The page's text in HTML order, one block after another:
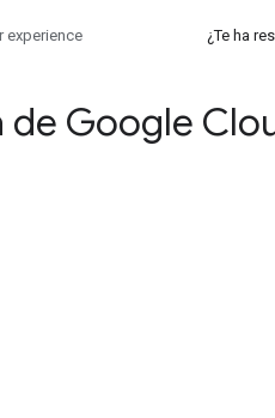
experience
¿Te ha
de Google